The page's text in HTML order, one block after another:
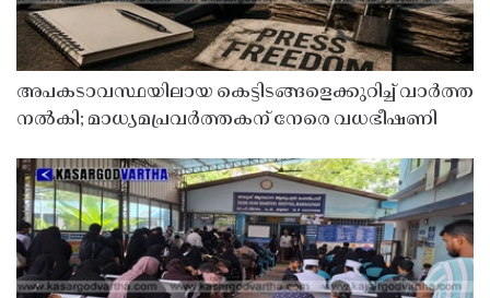
അപകടാവസ്ഥയിലായ കെട്ടിടങ്ങളെക്കുറിച്ച് വാർത്ത
നൽകി; മാധ്യമപ്രവർത്തകന് നേരെ വധഭീഷണി